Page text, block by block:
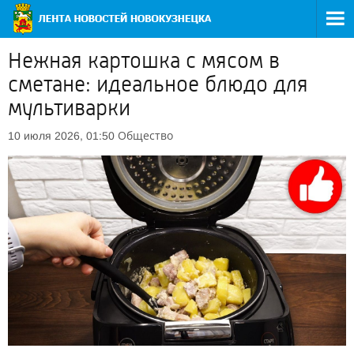
Нежная картошка с мясом в
сметане: идеальное блюдо для
мультиварки
10 июля 2026, 01:50 Общество